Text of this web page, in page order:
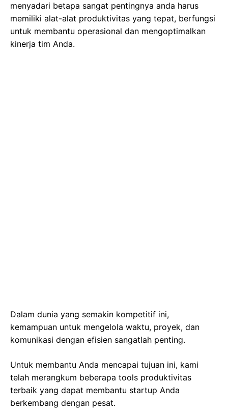
menyadari betapa sangat pentingnya anda harus
memiliki alat-alat produktivitas yang tepat, berfungsi
untuk membantu operasional dan mengoptimalkan
kinerja tim Anda.
Dalam dunia yang semakin kompetitif ini,
kemampuan untuk mengelola waktu, proyek, dan
komunikasi dengan efisien sangatlah penting.
Untuk membantu Anda mencapai tujuan ini, kami
telah merangkum beberapa tools produktivitas
terbaik yang dapat membantu startup Anda
berkembang dengan pesat.